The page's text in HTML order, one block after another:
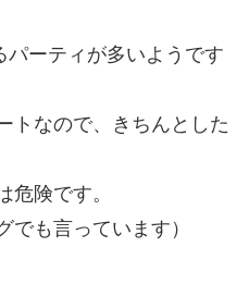
パーティが多いようです
トなので、きちんとした
危険です。
でも言っています）